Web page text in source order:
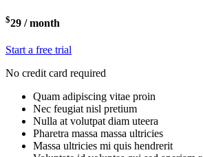
$29 / month
Start a free trial
No credit card required
Quam adipiscing vitae proin
Nec feugiat nisl pretium
Nulla at volutpat diam uteera
Pharetra massa massa ultricies
Massa ultricies mi quis hendrerit